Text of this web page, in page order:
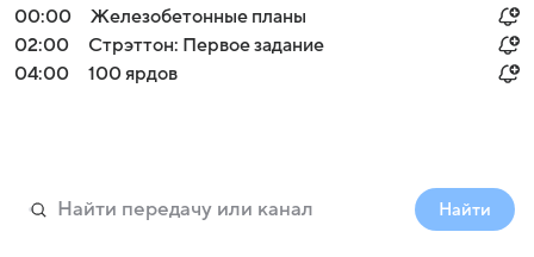
00:00
Железобетонные планы
02:00
Стрэттон: Первое задание
04:00
100 ярдов
Найти